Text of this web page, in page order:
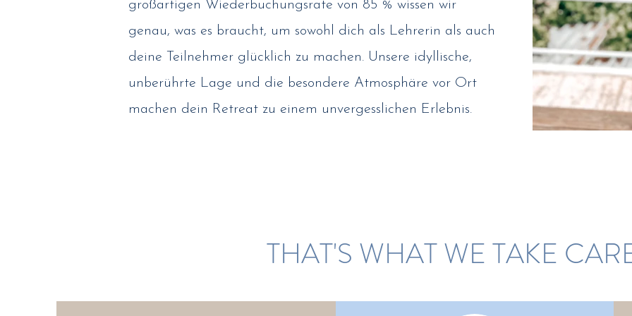
großartigen Wiederbuchungsrate von 85 % wissen wir
genau, was es braucht, um sowohl dich als Lehrerin als auch
deine Teilnehmer glücklich zu machen. Unsere idyllische,
unberührte Lage und die besondere Atmosphäre vor Ort
machen dein Retreat zu einem unvergesslichen Erlebnis.
THAT'S WHAT WE TAKE